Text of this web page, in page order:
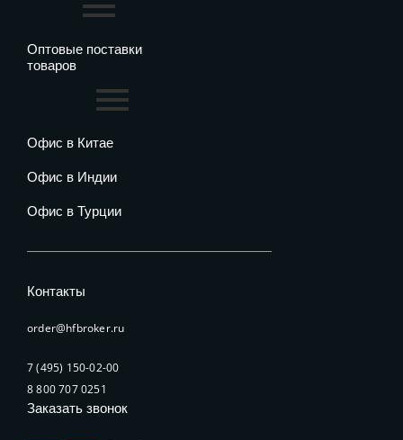
Оптовые поставки
товаров
Офис в Китае
Офис в Индии
Офис в Турции
Контакты
order@hfbroker.ru
7 (495) 150-02-00
8 800 707 0251
Заказать звонок